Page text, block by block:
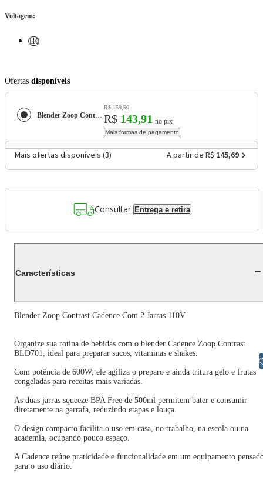
Voltagem:
110
Ofertas disponíveis
Blender Zoop Contrast Cadence Com 2 Jarras 110V
R$ 159,90
R$ 143,91 no pix
Mais formas de pagamento
Mais ofertas disponíveis (3) A partir de R$ 145,69
Consultar Entrega e retira
Características
Blender Zoop Contrast Cadence Com 2 Jarras 110V
Organize sua rotina de bebidas com o blender Cadence Zoop Contrast
BLD701, ideal para preparar sucos, vitaminas e shakes.
Com potência de 600W, ele agiliza o preparo e ainda tritura gelo e frutas
congeladas para receitas mais variadas.
As duas jarras squeeze BPA Free de 500ml permitem bater e consumir
diretamente na garrafa, reduzindo etapas e louça.
O design compacto facilita o uso em casa, no trabalho, na escola ou na
academia, ocupando pouco espaço.
A Cadence reúne praticidade e funcionalidade em um equipamento
para o uso diário.